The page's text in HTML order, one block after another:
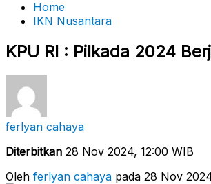
Home
IKN Nusantara
KPU RI : Pilkada 2024
ferlyan cahaya
Diterbitkan 28 Nov 2024, 12:00 WIB
Oleh ferlyan cahaya pada 28 Nov